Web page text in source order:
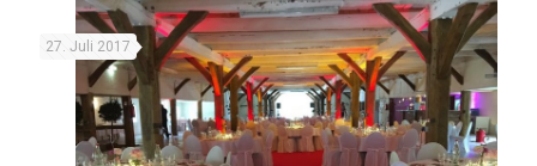
27. Juli 2017